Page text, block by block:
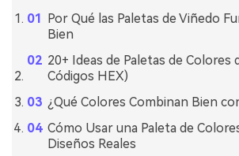
Por Qué las Paletas de Viñedo
Bien
20+ Ideas de Paletas de Colores
Códigos HEX)
¿Qué Colores Combinan Bien
Cómo Usar una Paleta de
Diseños Reales